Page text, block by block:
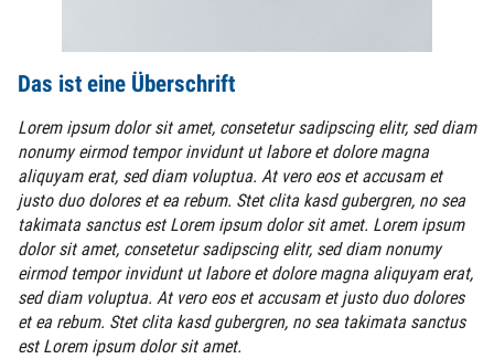
Das ist eine Überschrift
Lorem ipsum dolor sit amet, consetetur sadipscing elitr, sed diam
nonumy eirmod tempor invidunt ut labore et dolore magna
aliquyam erat, sed diam voluptua. At vero eos et accusam et
justo duo dolores et ea rebum. Stet clita kasd gubergren, no sea
takimata sanctus est Lorem ipsum dolor sit amet. Lorem ipsum
dolor sit amet, consetetur sadipscing elitr, sed diam nonumy
eirmod tempor invidunt ut labore et dolore magna aliquyam erat,
sed diam voluptua. At vero eos et accusam et justo duo dolores
et ea rebum. Stet clita kasd gubergren, no sea takimata sanctus
est Lorem ipsum dolor sit amet.